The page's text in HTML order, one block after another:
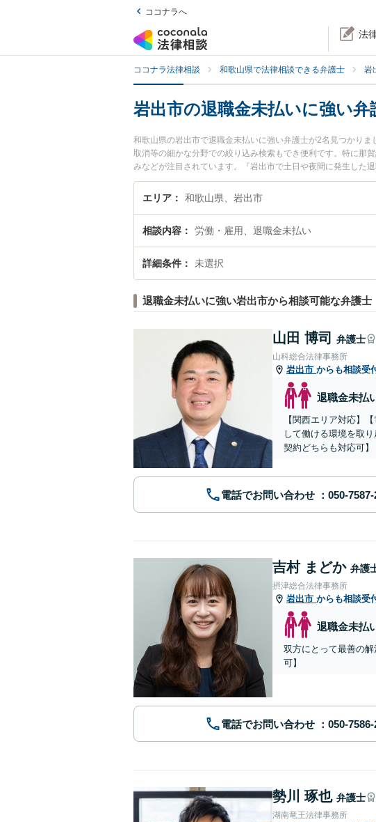
ココナラへ
法
ココナラ法律相談 和歌山県で法律相談できる弁護士 岩
岩出市の退職金未払いに強い弁
和歌山県の岩出市で退職金未払いに強い弁護士が2名見つかり
取消等の細かな分野での絞り込み検索もでき便利です。特に那
みなどが注目されています。『岩出市で土日や夜間に発生した
を検索したい』『初回相談無料で退職金未払いを法律相談でき
エリア 和歌山県、岩出市
相談内容 労働・雇用、退職金未払い
詳細条件 未選択
退職金未払いに強い岩出市から相談可能な弁護士
山田 博司 弁護士
山科総合法律事務所
岩出市 からも相談受
退職金未払
【関西エリア対応】
して働ける環境を取
契約どちらも対応可】
電話でお問い合わせ
吉村 まどか 弁護
摂津総合法律事務所
岩出市 からも相談受
退職金未払
双方にとって最善の
可】
電話でお問い合わせ
勢川 琢也 弁護士
湖南竜王法律事務所